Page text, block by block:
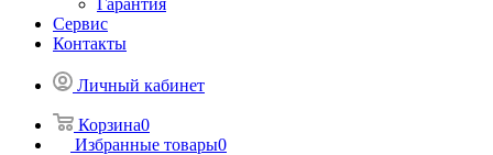
Гарантия
Сервис
Контакты
Личный кабинет
Корзина0
Избранные товары0